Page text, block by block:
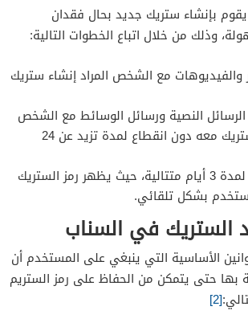
بإنشاء ستريك جديد بحال فقدان
وذلك من خلال اتباع الخطوات التالية:
مع الشخص المراد إنشاء ستريك
الرسائل النصية ورسائل الوسائط مع الشخص
المراد إنشاء ستريك معه دون انقطاع لمدة تزيد عن 24
تبادل الرسائل لمدة 3 أيام متتالية، حيث يظهر رمز الستريك
بشكل تلقائي.
الستريك في السناب
الأساسية التي ينبغي على المستخدم أن
بها حتى يتمكن من الحفاظ على رمز الستريم
[2]